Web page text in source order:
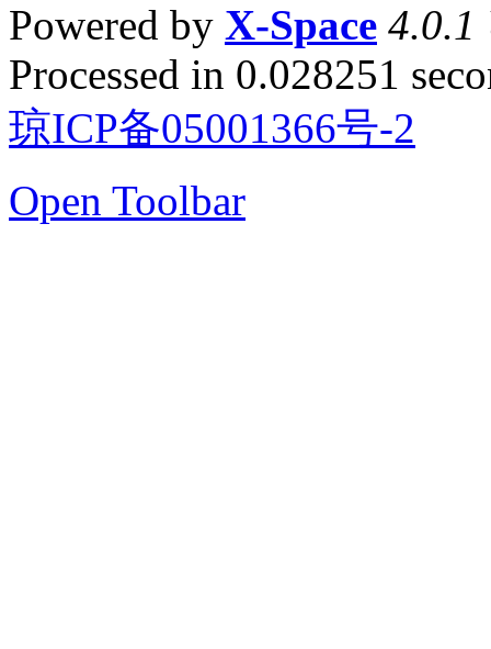
Powered by X-Space 4.0.1
Processed in 0.028251
琼ICP备05001366号-2
Open Toolbar